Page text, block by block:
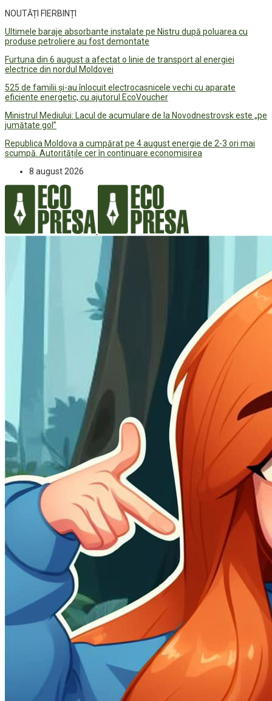
NOUTĂȚI FIERBINȚI
Ultimele baraje absorbante instalate pe Nistru după poluarea cu
produse petroliere au fost demontate
Furtuna din 6 august a afectat o linie de transport al energiei
electrice din nordul Moldovei
525 de familii și-au înlocuit electrocasnicele vechi cu aparate
eficiente energetic, cu ajutorul EcoVoucher
Ministrul Mediului: Lacul de acumulare de la Novodnestrovsk este „pe
jumătate gol”
Republica Moldova a cumpărat pe 4 august energie de 2-3 ori mai
scumpă. Autoritățile cer în continuare economisirea
8 august 2026